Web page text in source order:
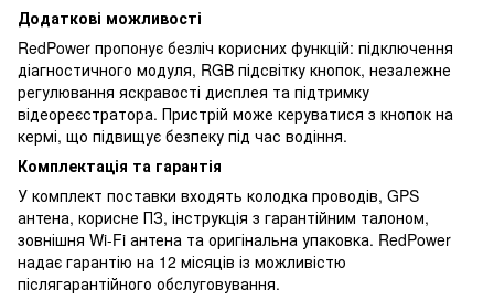
Додаткові можливості
RedPower пропонує безліч корисних функцій: підключення
діагностичного модуля, RGB підсвітку кнопок, незалежне
регулювання яскравості дисплея та підтримку
відеореєстратора. Пристрій може керуватися з кнопок на
кермі, що підвищує безпеку під час водіння.
Комплектація та гарантія
У комплект поставки входять колодка проводів, GPS
антена, корисне ПЗ, інструкція з гарантійним талоном,
зовнішня Wi-Fi антена та оригінальна упаковка. RedPower
надає гарантію на 12 місяців із можливістю
післягарантійного обслуговування.